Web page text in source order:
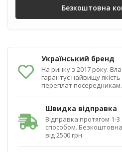
Безкоштовна
Український бренд
На ринку з 2017 року.
гарантує найвищу якість
переплат посередникам.
Швидка відправка
Відправка протягом 1-
способом.
від 2500 грн.